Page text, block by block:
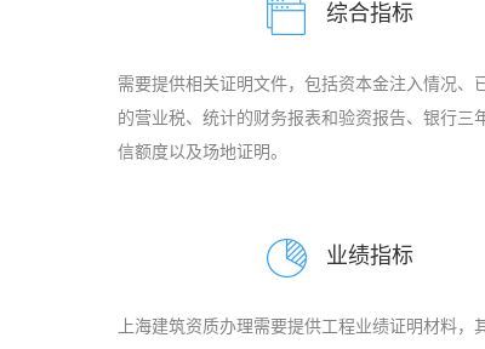
综合指标
需要提供相关证明文件，包括资本金注入情况、
的营业税、统计的财务报表和验资报告、银行三
信额度以及场地证明。
业绩指标
上海建筑资质办理需要提供工程业绩证明材料，